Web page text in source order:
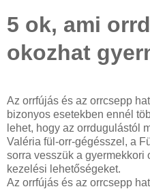
5 ok, ami
okozhat
Az orrfújás és az orrcsepp
bizonyos esetekben ennél
lehet, hogy az orrdugulástól
Valéria fül-orr-gégésszel, a
sorra vesszük a gyermekkori
kezelési lehetőségeket.
Az orrfújás és az orrcsepp